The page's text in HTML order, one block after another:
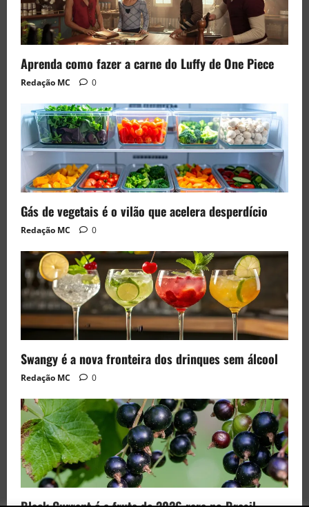
Aprenda como fazer a carne do Luffy de One Piece
Redação MC 0
Gás de vegetais é o vilão que acelera desperdício
Redação MC 0
Swangy é a nova fronteira dos drinques sem álcool
Redação MC 0